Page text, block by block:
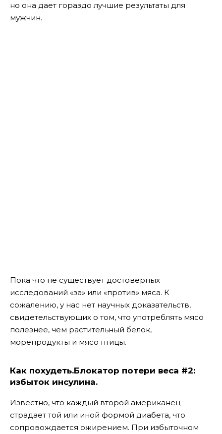
но она дает гораздо лучшие результаты для
мужчин.
Пока что не существует достоверных
исследований «за» или «против» мяса. К
сожалению, у нас нет научных доказательств,
свидетельствующих о том, что употреблять мясо
полезнее, чем растительный белок,
морепродукты и мясо птицы.
Как похудеть.Блокатор потери веса #2:
избыток инсулина.
Известно, что каждый второй американец
страдает той или иной формой диабета, что
сопровождается ожирением. При избыточном